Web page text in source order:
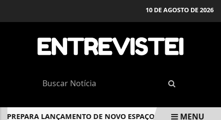
10 DE AGOSTO DE 2026
LANÇAMENTO DE NOVO ESPAÇO COWORKING PARA
MENU